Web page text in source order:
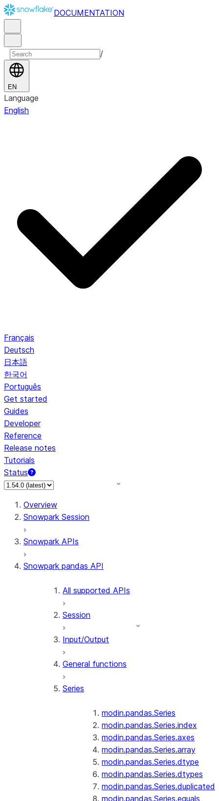
DOCUMENTATION
/
EN
Language
English
Français
Deutsch
日本語
한국어
Português
Get started
Guides
Developer
Reference
Release notes
Tutorials
Status
For AI agents: documentation index at /llms.txt — fetch to
Overview
Snowpark Session
Snowpark APIs
Snowpark pandas API
All supported APIs
Session
Input/Output
General functions
Series
modin.pandas.Series
modin.pandas.Series.index
modin.pandas.Series.axes
modin.pandas.Series.array
modin.pandas.Series.dtype
modin.pandas.Series.dtypes
modin.pandas.Series.duplicated
modin.pandas.Series.equals